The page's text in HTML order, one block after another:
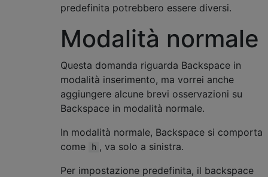
predefinita potrebbero essere diversi.
Modalità normale
Questa domanda riguarda Backspace in
modalità inserimento, ma vorrei anche
aggiungere alcune brevi osservazioni su
Backspace in modalità normale.
In modalità normale, Backspace si comporta
come
h , va solo a sinistra.
Per impostazione predefinita, il backspace